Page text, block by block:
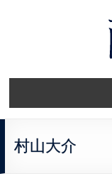
村山大介